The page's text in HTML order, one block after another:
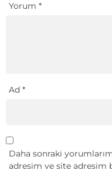
Yorum *
Ad *
Daha sonraki
adresim ve site adresim